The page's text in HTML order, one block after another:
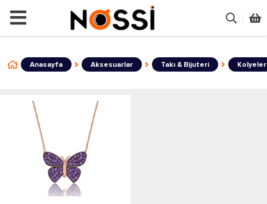
ÜRÜNLERİN TAMAMI DEMODUR
Anasayfa Aksesuarlar Takı & Bijuteri Kolyeler